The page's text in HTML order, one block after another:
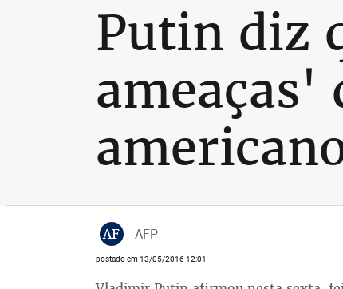
Putin diz
ameaças'
AF AFP
postado em 13/05/2016 12:01